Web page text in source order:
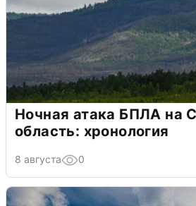
Ночная атака БПЛА на
область: хронология
8 августа 0